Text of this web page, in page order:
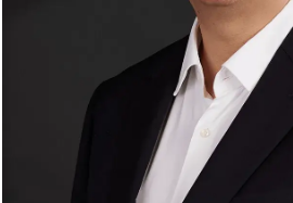
Liviu Toader